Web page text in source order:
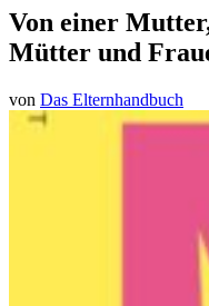
Von einer
Mütter und
von Das Elternhandbuch